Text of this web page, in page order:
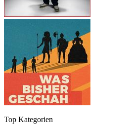
Top Kategorien